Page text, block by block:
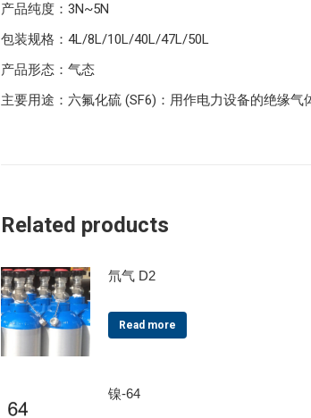
产品纯度：3N~5N
包装规格：4L/8L/10L/40L/47L/50L
产品形态：气态
主要用途：六氟化硫 (SF6)：用作电力设备的绝缘气
Related products
氘气 D2
Read more
镍-64